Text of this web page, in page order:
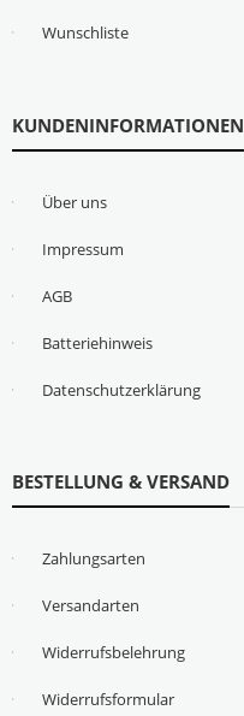
Wunschliste
KUNDENINFORMATIONEN
Über uns
Impressum
AGB
Batteriehinweis
Datenschutzerklärung
BESTELLUNG & VERSAND
Zahlungsarten
Versandarten
Widerrufsbelehrung
Widerrufsformular